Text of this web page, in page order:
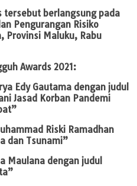
tersebut berlangsung pada
Pengurangan Risiko
Provinsi Maluku, Rabu
Awards 2021:
Edy Gautama dengan judul
Jasad Korban Pandemi
Riski Ramadhan
dan Tsunami”
Maulana dengan judul